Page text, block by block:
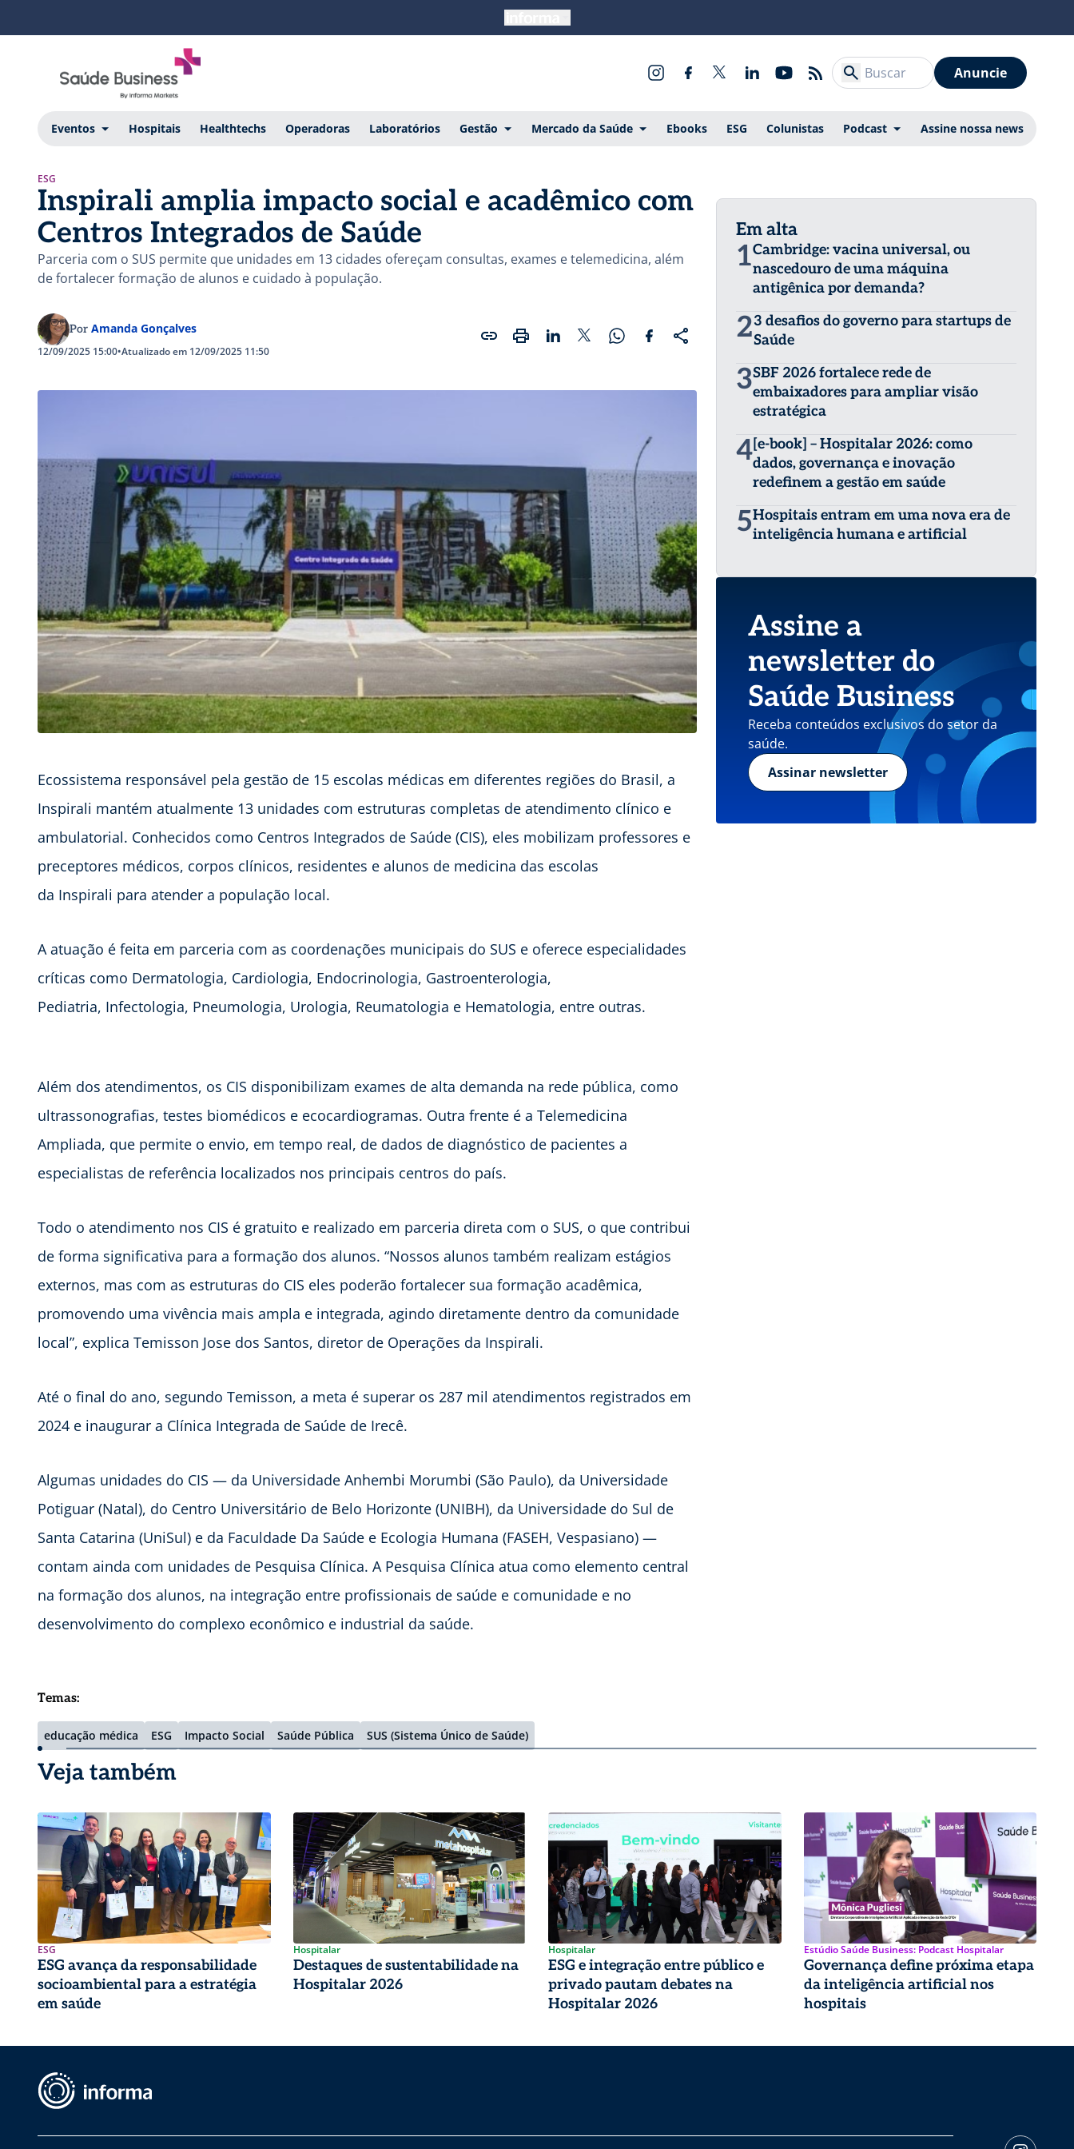
Anuncie
Eventos Hospitais Healthtechs Operadoras Laboratórios Gestão Mercado da Saúde Ebooks ESG Colunistas Podcast Assine nossa news
ESG
Inspirali amplia impacto social e acadêmico com
Centros Integrados de Saúde
Parceria com o SUS permite que unidades em 13 cidades ofereçam consultas, exames e telemedicina, além
de fortalecer formação de alunos e cuidado à população.
Por Amanda Gonçalves
12/09/2025 15:00•Atualizado em 12/09/2025 11:50
Ecossistema responsável pela gestão de 15 escolas médicas em diferentes regiões do Brasil, a
Inspirali mantém atualmente 13 unidades com estruturas completas de atendimento clínico e
ambulatorial. Conhecidos como Centros Integrados de Saúde (CIS), eles mobilizam professores e
preceptores médicos, corpos clínicos, residentes e alunos de medicina das escolas
da Inspirali para atender a população local.
A atuação é feita em parceria com as coordenações municipais do SUS e oferece especialidades
críticas como Dermatologia, Cardiologia, Endocrinologia, Gastroenterologia,
Pediatria, Infectologia, Pneumologia, Urologia, Reumatologia e Hematologia, entre outras.
Além dos atendimentos, os CIS disponibilizam exames de alta demanda na rede pública, como
ultrassonografias, testes biomédicos e ecocardiogramas. Outra frente é a Telemedicina
Ampliada, que permite o envio, em tempo real, de dados de diagnóstico de pacientes a
especialistas de referência localizados nos principais centros do país.
Todo o atendimento nos CIS é gratuito e realizado em parceria direta com o SUS, o que contribui
de forma significativa para a formação dos alunos. “Nossos alunos também realizam estágios
externos, mas com as estruturas do CIS eles poderão fortalecer sua formação acadêmica,
promovendo uma vivência mais ampla e integrada, agindo diretamente dentro da comunidade
local”, explica Temisson Jose dos Santos, diretor de Operações da Inspirali.
Até o final do ano, segundo Temisson, a meta é superar os 287 mil atendimentos registrados em
2024 e inaugurar a Clínica Integrada de Saúde de Irecê.
Algumas unidades do CIS — da Universidade Anhembi Morumbi (São Paulo), da Universidade
Potiguar (Natal), do Centro Universitário de Belo Horizonte (UNIBH), da Universidade do Sul de
Santa Catarina (UniSul) e da Faculdade Da Saúde e Ecologia Humana (FASEH, Vespasiano) —
contam ainda com unidades de Pesquisa Clínica. A Pesquisa Clínica atua como elemento central
na formação dos alunos, na integração entre profissionais de saúde e comunidade e no
desenvolvimento do complexo econômico e industrial da saúde.
Temas:
educação médica ESG Impacto Social Saúde Pública SUS (Sistema Único de Saúde)
Em alta
1Cambridge: vacina universal, ou
nascedouro de uma máquina
antigênica por demanda?
23 desafios do governo para startups de
Saúde
3SBF 2026 fortalece rede de
embaixadores para ampliar visão
estratégica
4[e-book] – Hospitalar 2026: como
dados, governança e inovação
redefinem a gestão em saúde
5Hospitais entram em uma nova era de
inteligência humana e artificial
Assine a
newsletter do
Saúde Business
Receba conteúdos exclusivos do setor da
saúde.
Assinar newsletter
Veja também
ESG
ESG avança da responsabilidade
socioambiental para a estratégia
em saúde
Hospitalar
Destaques de sustentabilidade na
Hospitalar 2026
Hospitalar
ESG e integração entre público e
privado pautam debates na
Hospitalar 2026
Estúdio Saúde Business: Podcast Hospitalar
Governança define próxima etapa
da inteligência artificial nos
hospitais